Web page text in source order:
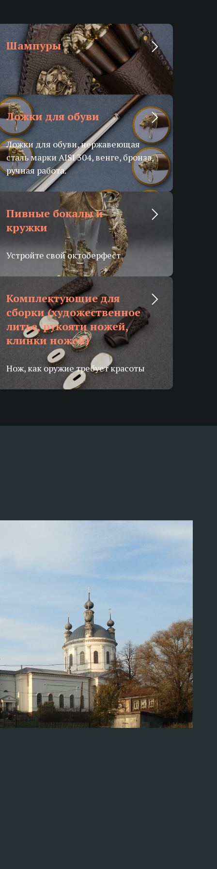
Шампуры
Ложки для обуви
Ложки для обуви, нержавеющая
сталь марки AISI 304, венге, бронза,
ручная работа.
Пивные бокалы и
кружки
Устройте свой октоберфест
Комплектующие для
сборки (художественное
литье, рукояти ножей,
клинки ножей)
Нож, как оружие требует красоты